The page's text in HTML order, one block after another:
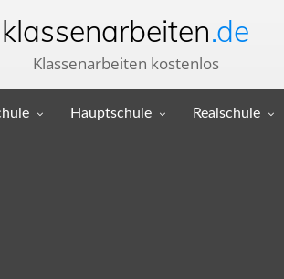
klassenarbeiten.de
Klassenarbeiten kostenlos
Hauptschule Realschule